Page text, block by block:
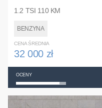
1.2 TSI 110 KM
BENZYNA
CENA ŚREDNIA
32 000 zł
OCENY